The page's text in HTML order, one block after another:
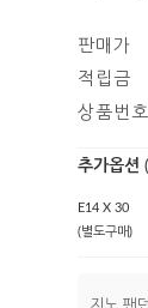
판매가
적립금
상품번호
추가옵션
E14 X 30
(별도구매)